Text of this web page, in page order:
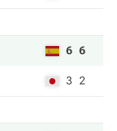
6 6
3 2